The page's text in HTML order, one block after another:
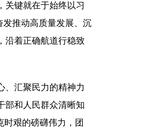
关键就在于始终以习
发推动高质量发展、沉
沿着正确航道行稳致
、汇聚民力的精神力
部和人民群众清晰知
时艰的磅礴伟力，团